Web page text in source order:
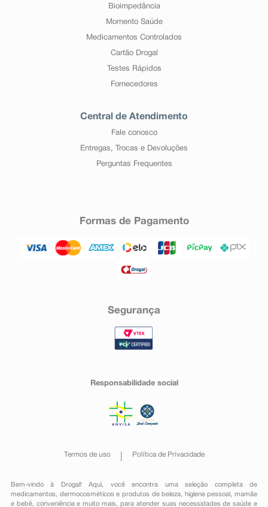
Bioimpedância
Momento Saúde
Medicamentos Controlados
Cartão Drogal
Testes Rápidos
Fornecedores
Central de Atendimento
Fale conosco
Entregas, Trocas e Devoluções
Perguntas Frequentes
Formas de Pagamento
Segurança
Responsabilidade social
Termos de uso Política de Privacidade
Bem-vindo à Drogal! Aqui, você encontra uma seleção completa de
medicamentos , dermocosméticos e produtos de beleza, higiene pessoal ,mamãe
e bebê, conveniênciae muito mais, para atender suas necessidades de saúde e